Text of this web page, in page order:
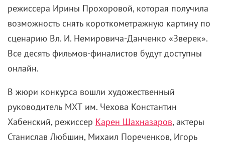
режиссера Ирины Прохоровой, которая получила
возможность снять короткометражную картину по
сценарию Вл. И. Немировича-Данченко «Зверек».
Все десять фильмов-финалистов будут доступны
онлайн.
В жюри конкурса вошли художественный
руководитель МХТ им. Чехова Константин
Хабенский, режиссер Карен Шахназаров, актеры
Станислав Любшин, Михаил Пореченков, Игорь